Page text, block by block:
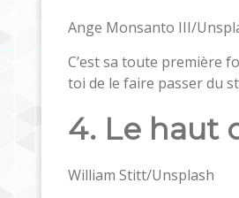
Ange Monsanto III/
C’est sa toute première
toi de le faire passer du
4. Le haut
William Stitt/Unsplash